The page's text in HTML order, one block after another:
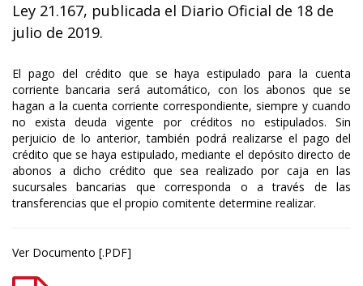
Ley 21.167, publicada el Diario Oficial de 18 de
julio de 2019.
El pago del crédito que se haya estipulado para la cuenta
corriente bancaria será automático, con los abonos que se
hagan a la cuenta corriente correspondiente, siempre y cuando
no exista deuda vigente por créditos no estipulados. Sin
perjuicio de lo anterior, también podrá realizarse el pago del
crédito que se haya estipulado, mediante el depósito directo de
abonos a dicho crédito que sea realizado por caja en las
sucursales bancarias que corresponda o a través de las
transferencias que el propio comitente determine realizar.
Ver Documento [.PDF]